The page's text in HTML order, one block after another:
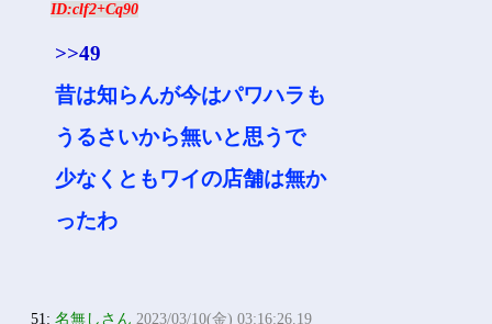
ID:clf2+Cq90
>>49
昔は知らんが今はパワハラも
うるさいから無いと思うで
少なくともワイの店舗は無か
ったわ
51:名無しさん 2023/03/10(金) 03:16:26.19